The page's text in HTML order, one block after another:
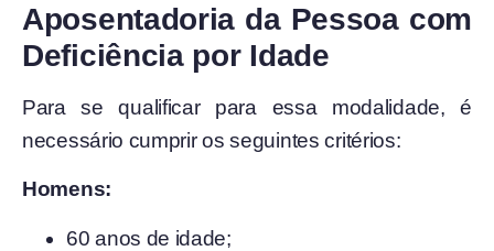
Aposentadoria da Pessoa com
Deficiência por Idade
Para se qualificar para essa modalidade, é
necessário cumprir os seguintes critérios:
Homens:
60 anos de idade;